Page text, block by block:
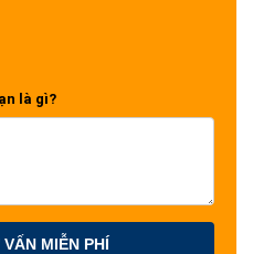
là gì?
MIỄN PHÍ